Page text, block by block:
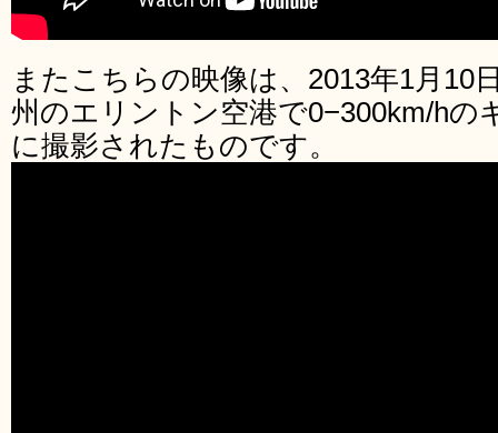
またこちらの映像は、2013年1月10
州のエリントン空港で0−300km/hの
に撮影されたものです。